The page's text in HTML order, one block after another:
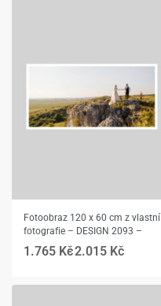
Fotoobraz 120 x 60 cm z vlastní
fotografie – DESIGN 2093 –
1.765 Kč2.015 Kč